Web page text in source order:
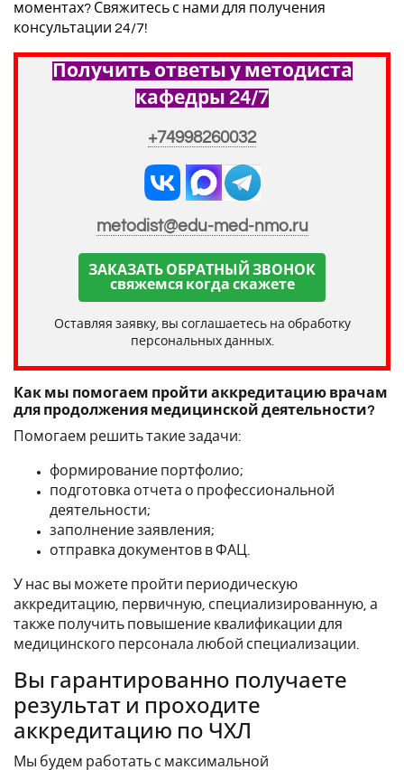
моментах? Свяжитесь с нами для получения
консультации 24/7!
Получить ответы у методиста
кафедры 24/7
+74998260032
metodist@edu-med-nmo.ru
ЗАКАЗАТЬ ОБРАТНЫЙ ЗВОНОК
свяжемся когда скажете
Оставляя заявку, вы соглашаетесь на обработку
персональных данных.
Как мы помогаем пройти аккредитацию врачам
для продолжения медицинской деятельности?
Помогаем решить такие задачи:
формирование портфолио;
подготовка отчета о профессиональной
деятельности;
заполнение заявления;
отправка документов в ФАЦ.
У нас вы можете пройти периодическую
аккредитацию, первичную, специализированную, а
также получить повышение квалификации для
медицинского персонала любой специализации.
Вы гарантированно получаете
результат и проходите
аккредитацию по ЧХЛ
Мы будем работать с максимальной